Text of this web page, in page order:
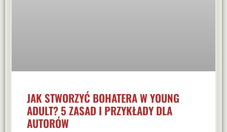
JAK STWORZYĆ BOHATERA W YOUNG
ADULT? 5 ZASAD I PRZYKŁADY DLA
AUTORÓW